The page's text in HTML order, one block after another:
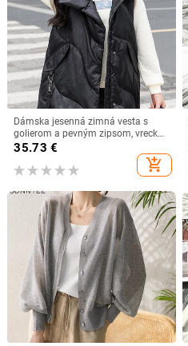
Dámska jesenná zimná vesta s
golierom a pevným zipsom, vrecká
na zips, dámska voľná bunda bez
rukávov, hrubá vesta, dámska vesta
35.73 €
add_shopping_cart